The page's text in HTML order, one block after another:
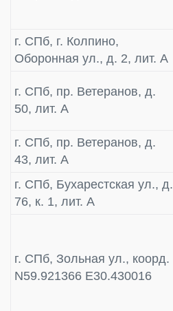
г. СПб, г. Колпино,
Оборонная ул., д. 2, лит. А
г. СПб, пр. Ветеранов, д.
50, лит. А
г. СПб, пр. Ветеранов, д.
43, лит. А
г. СПб, Бухарестская ул., д.
76, к. 1, лит. А
г. СПб, Зольная ул., коорд.
N59.921366 E30.430016